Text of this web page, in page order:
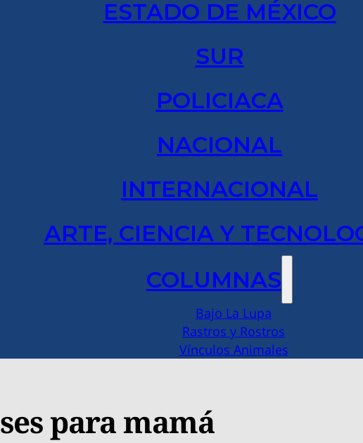
ESTADO DE MÉXICO
SUR
POLICIACA
NACIONAL
INTERNACIONAL
ARTE, CIENCIA Y
COLUMNAS
Bajo La Lupa
Rastros y Rostros
Vínculos Animales
para mamá